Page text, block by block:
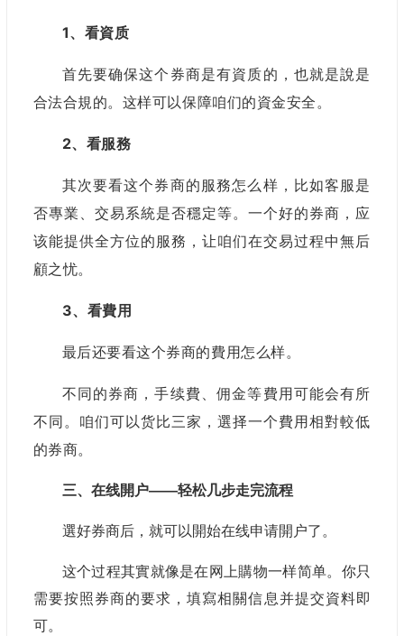
1、看資质
首先要确保这个券商是有資质的，也就是說是
合法合規的。这样可以保障咱们的資金安全。
2、看服務
其次要看这个券商的服務怎么样，比如客服是
否專業、交易系統是否穩定等。一个好的券商，应
该能提供全方位的服務，让咱们在交易过程中無后
顧之忧。
3、看費用
最后还要看这个券商的費用怎么样。
不同的券商，手续費、佣金等費用可能会有所
不同。咱们可以货比三家，選择一个費用相對較低
的券商。
三、在线開户——轻松几步走完流程
選好券商后，就可以開始在线申请開户了。
这个过程其實就像是在网上購物一样简单。你只
需要按照券商的要求，填寫相關信息并提交資料即
可。